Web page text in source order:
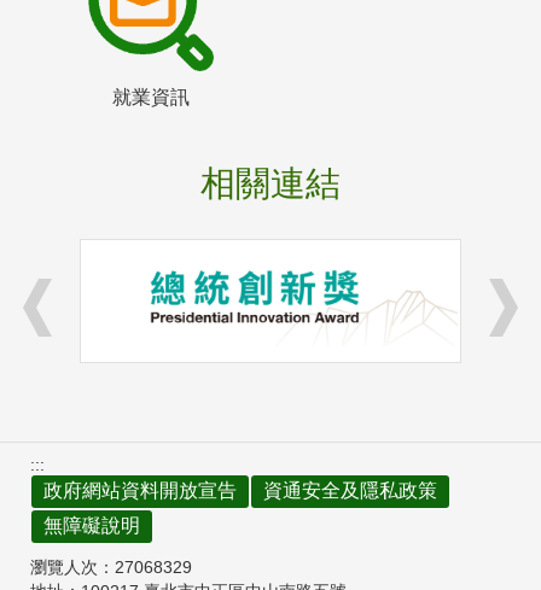
就業資訊
相關連結
:::
政府網站資料開放宣告
資通安全及隱私政策
無障礙說明
瀏覽人次： 27068329